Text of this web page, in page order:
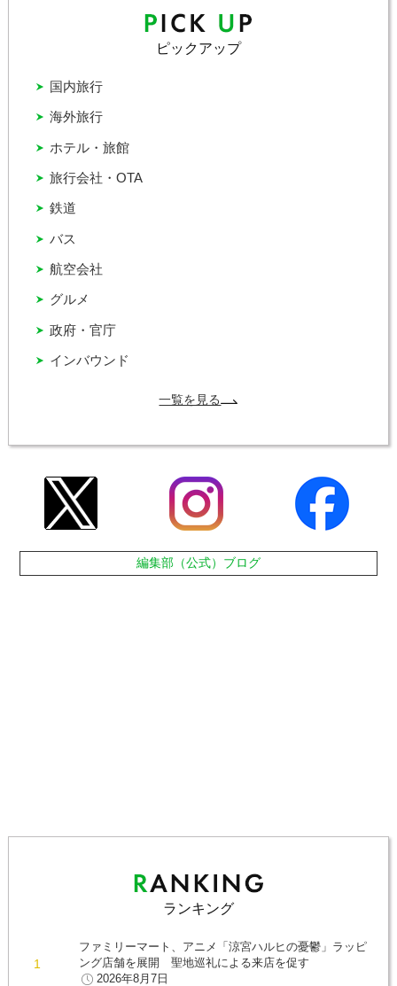
ピックアップ
インバウンド
グルメ
バス
ホテル・旅館
国内旅行
政府・官庁
旅行会社・OTA
海外旅行
航空会社
鉄道
一覧を見る
編集部（公式）ブログ
ランキング
ファミリーマート、アニメ「涼宮ハルヒの憂鬱」ラッピ
ング店舗を展開 聖地巡礼による来店を促す
2026年8月7日